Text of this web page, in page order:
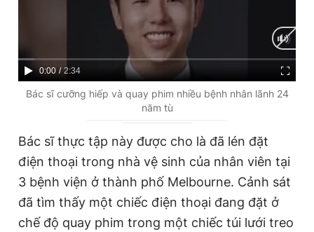
Quảng cáo RSS Tòa soạn Chính sách bảo
Tổng biên tập: Nguyễn Ngọc Toàn
Phó tổng biên tập thường trực: Hải Thành
Phó tổng biên tập: Lâm Hiếu Dũng
Phó tổng biên tập: Trần Việt Hưng
Tổng thư ký tòa soạn: Đức Trung
© 2003-2026 Bản quyền thuộc về Báo Thanh Niên. Cấm sao
chép dưới mọi hình thức nếu không có sự chấp thuận bằng văn
bản. Phát triển bởi ePi Technologies, JSC.
C
u
n
t
T
0:00 / D
u
o
2:34
Bác sĩ cưỡng hiếp và quay phim nhiều bệnh nhân lãnh 24
năm tù
Bác sĩ thực tập này được cho là đã lén đặt
điện thoại trong nhà vệ sinh của nhân viên tại
3 bệnh viện ở thành phố Melbourne. Cảnh sát
đã tìm thấy một chiếc điện thoại đang đặt ở
chế độ quay phim trong một chiếc túi lưới treo